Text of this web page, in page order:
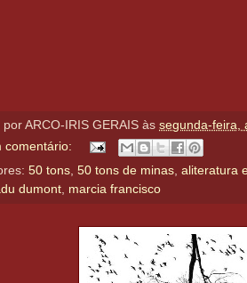
por ARCO-IRIS GERAIS às segunda-feira,
comentário:
50 tons, 50 tons de minas, aliteratura
dumont, marcia francisco